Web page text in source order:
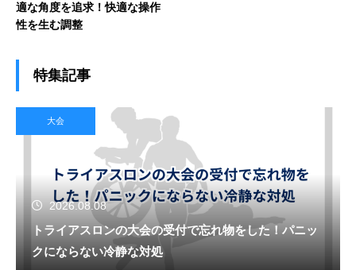
適な角度を追求！快適な操作
性を生む調整
特集記事
大会
2026.08.08
トライアスロンの大会の受付で忘れ物をした！パニッ
クにならない冷静な対処